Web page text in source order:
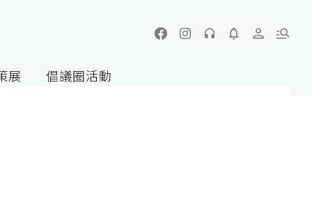
展 倡議圈活動